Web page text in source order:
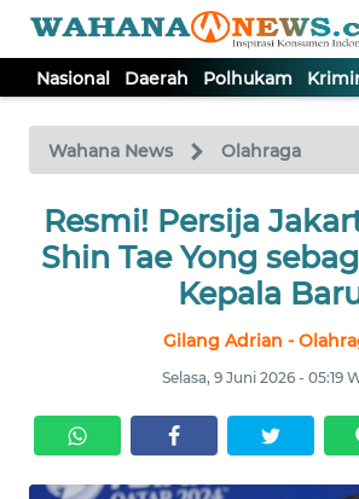
Nasional Daerah Polhukam
Wahana News Olahraga
Resmi! Persija
Shin Tae Yong
Kepala
Gilang Adrian -
Selasa, 9 Juni 2026 - 05:19
TV
Tutup
NASIONAL
KRIMINAL
EKUIN